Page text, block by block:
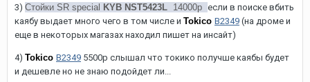
3) Стойки SR special KYB NST5423L 14000р если в поиске вбить
каябу выдает много чего в том числе и Tokico B2349 (на дроме и
еще в некоторых магазах находил пишет на инсайт)
4) Tokico B2349 5500р слышал что токико получше каябы будет
и дешевле но не знаю подойдет ли...